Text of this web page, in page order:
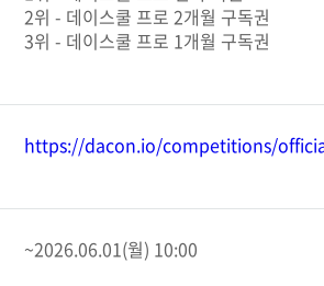
2위 - 데이스쿨 프로 2개월 구독권
3위 - 데이스쿨 프로 1개월 구독권
https://dacon.io/competitions/
~2026.06.01(월) 10:00